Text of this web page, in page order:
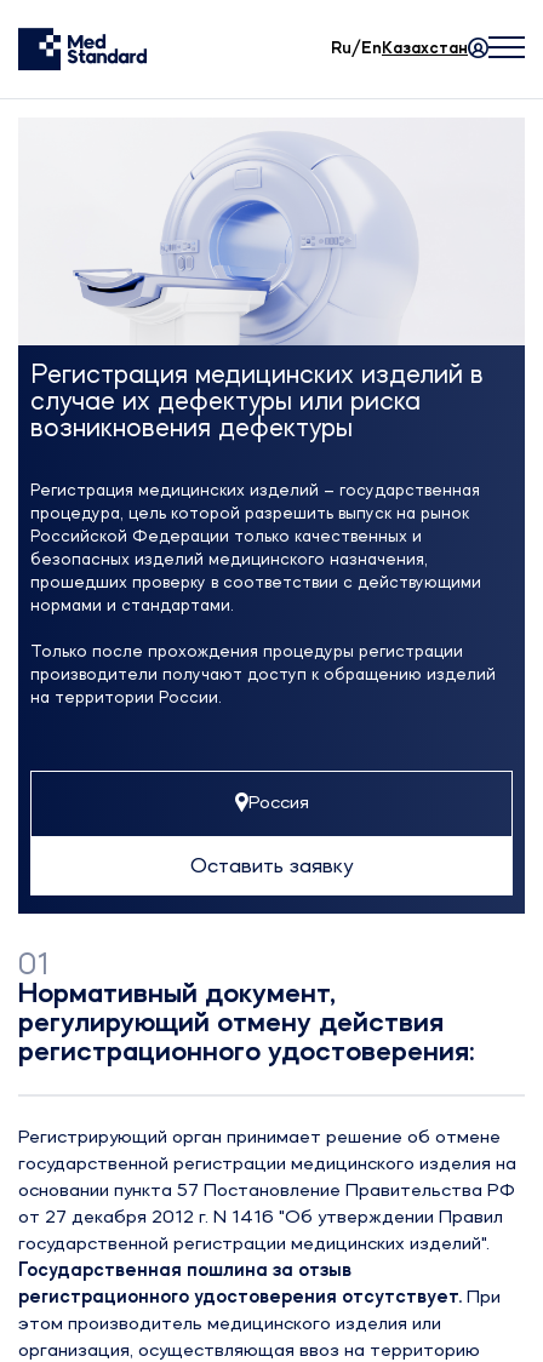
Ru/En Казахстан
Регистрация медицинских изделий в
случае их дефектуры или риска
возникновения дефектуры
Регистрация медицинских изделий – государственная
процедура, цель которой разрешить выпуск на рынок
Российской Федерации только качественных и
безопасных изделий медицинского назначения,
прошедших проверку в соответствии с действующими
нормами и стандартами.
Только после прохождения процедуры регистрации
производители получают доступ к обращению изделий
на территории России.
Россия
Грузия
Беларусь
Узбекистан
Туркменистан
Таджикистан
ЕАЭС
Оставить заявку
01
Нормативный документ,
регулирующий отмену действия
регистрационного удостоверения:
Регистрирующий орган принимает решение об отмене
государственной регистрации медицинского изделия на
основании пункта 57 Постановление Правительства РФ
от 27 декабря 2012 г. N 1416 "Об утверждении Правил
государственной регистрации медицинских изделий".
Государственная пошлина за отзыв
регистрационного удостоверения отсутствует. При
этом производитель медицинского изделия или
организация, осуществляющая ввоз на территорию